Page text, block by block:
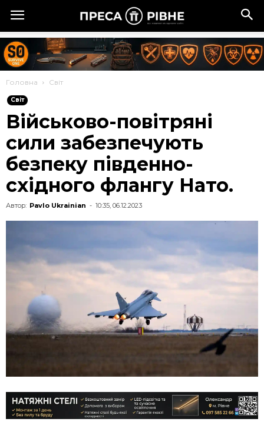
Головна Cвіт
Cвіт
Військово-повітряні
сили забезпечують
безпеку південно-
східного флангу Нато.
Автор: Pavlo Ukrainian - 10:35, 06.12.2023